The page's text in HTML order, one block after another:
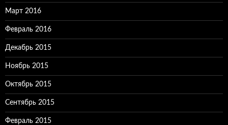
Март 2016
Февраль 2016
Декабрь 2015
Ноябрь 2015
Октябрь 2015
Сентябрь 2015
Февраль 2015